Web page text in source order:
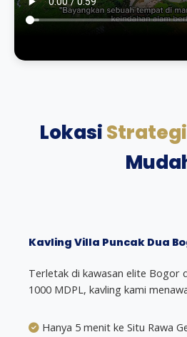
Lokasi
Kavling Villa Puncak Dua
Terletak di kawasan elite Bogor
1000 MDPL, kavling kami
Hanya 5 menit ke Situ Rawa